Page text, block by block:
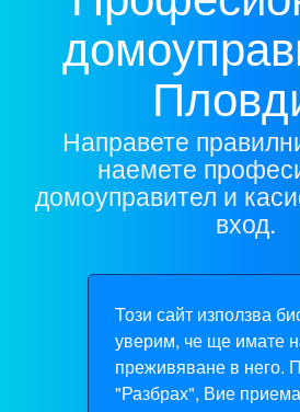
Този сайт използва
уверим, че ще имате
преживяване в него.
"Разбрах", Вие
Направете
наемете
домоуправител и
вход.
Направи